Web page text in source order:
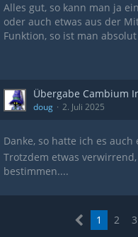
Alles gut, so kann man ja
oder auch etwas aus der
Funktion, so ist man
Übergabe Cambium
doug 2. Juli 2025
Danke, so hatte ich es
Trotzdem etwas
bestimmen....
1 2 3